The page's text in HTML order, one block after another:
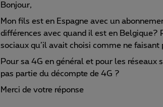
Bonjour,
Mon fils est en Espagne avec un
différences avec quand il est en Belgique?
sociaux qu’il avait choisi comme ne
Pour sa 4G en général et pour les réseaux
pas partie du décompte de 4G ?
Merci de votre réponse